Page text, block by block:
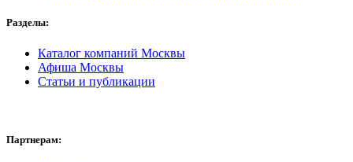
Разделы:
Каталог компаний Москвы
Афиша Москвы
Статьи и публикации
Партнерам: